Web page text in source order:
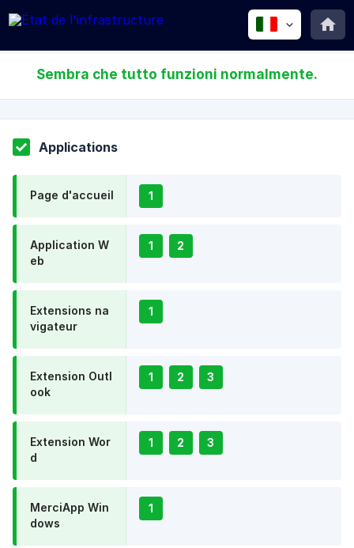
Sembra che tutto funzioni normalmente.
Applications
Page d'accueil 1
Application W
eb
1 2
Extensions na
vigateur
1
Extension Outl
ook
1 2 3
Extension Wor
d
1 2 3
MerciApp Win
dows
1